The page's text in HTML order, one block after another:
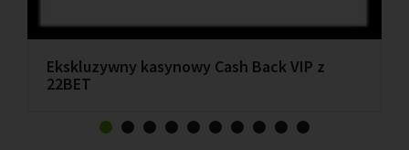
Ekskluzywny kasynowy Cash Back VIP z
22BET